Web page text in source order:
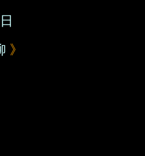
》